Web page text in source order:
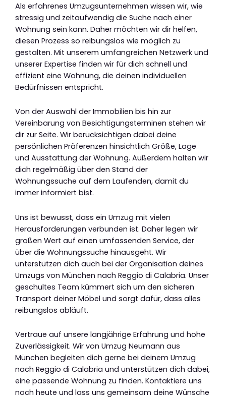
Als erfahrenes Umzugsunternehmen wissen wir, wie
stressig und zeitaufwendig die Suche nach einer
Wohnung sein kann. Daher möchten wir dir helfen,
diesen Prozess so reibungslos wie möglich zu
gestalten. Mit unserem umfangreichen Netzwerk und
unserer Expertise finden wir für dich schnell und
effizient eine Wohnung, die deinen individuellen
Bedürfnissen entspricht.
Von der Auswahl der Immobilien bis hin zur
Vereinbarung von Besichtigungsterminen stehen wir
dir zur Seite. Wir berücksichtigen dabei deine
persönlichen Präferenzen hinsichtlich Größe, Lage
und Ausstattung der Wohnung. Außerdem halten wir
dich regelmäßig über den Stand der
Wohnungssuche auf dem Laufenden, damit du
immer informiert bist.
Uns ist bewusst, dass ein Umzug mit vielen
Herausforderungen verbunden ist. Daher legen wir
großen Wert auf einen umfassenden Service, der
über die Wohnungssuche hinausgeht. Wir
unterstützen dich auch bei der Organisation deines
Umzugs von München nach Reggio di Calabria. Unser
geschultes Team kümmert sich um den sicheren
Transport deiner Möbel und sorgt dafür, dass alles
reibungslos abläuft.
Vertraue auf unsere langjährige Erfahrung und hohe
Zuverlässigkeit. Wir von Umzug Neumann aus
München begleiten dich gerne bei deinem Umzug
nach Reggio di Calabria und unterstützen dich dabei,
eine passende Wohnung zu finden. Kontaktiere uns
noch heute und lass uns gemeinsam deine Wünsche